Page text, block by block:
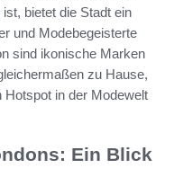
bietet die Stadt ein
und Modebegeisterte
sind ikonische Marken
zu Hause,
in der Modewelt
Ein Blick